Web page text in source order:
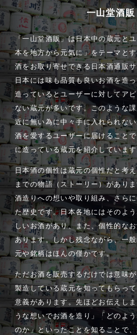
一山堂酒販
「一山堂酒販」は日本中の蔵元と
本を地方から元気に」をテーマと
酒をお取り寄せできる日本酒通販
日本には味も品質も良いお酒を造
造っているとユーザーに対してア
ない蔵元が多いです。このような
近に無い為に中々手に入れられな
酒を愛するユーザーに届けること
に造っている蔵元を紹介していま
日本酒の個性は蔵元の個性だと考
までの物語（ストーリー）があり
酒造りへの想いや取り組み、さら
た歴史です。日本各地にはそのよ
しいお酒があり、また、個性的な
あります。しかし残念ながら、一
元や銘柄はほんの僅かです。
ただお酒を販売するだけでは意味
製造している蔵元を知ってもらっ
意義があります。先ほどお伝えし
うな想いでお酒を造り」「どのよ
のか」といったことを知ることで